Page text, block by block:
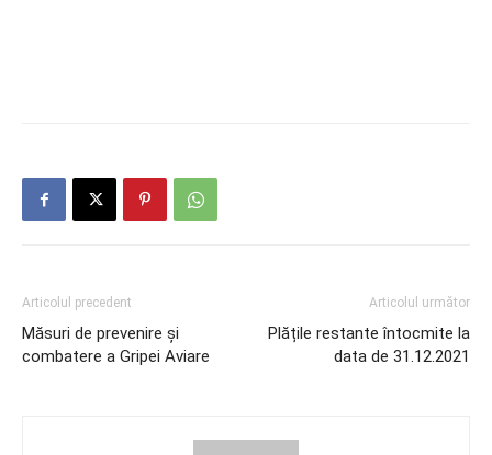
Articolul precedent
Măsuri de prevenire și
combatere a Gripei Aviare
Articolul următor
Plățile restante întocmite la
data de 31.12.2021